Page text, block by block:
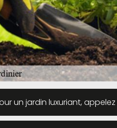
un jardin luxuriant,